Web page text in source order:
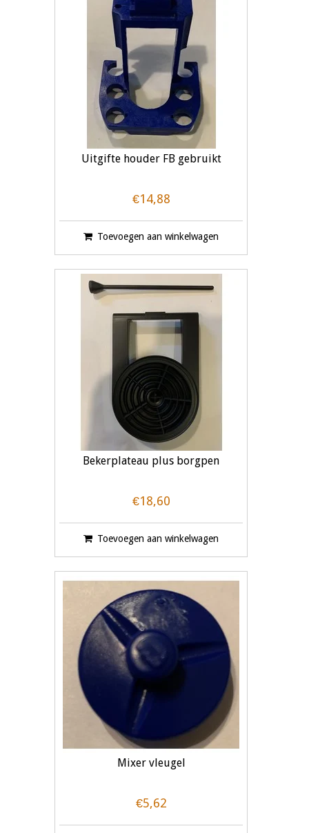
Uitgifte houder FB gebruikt
€14,88
Toevoegen aan winkelwagen
Bekerplateau plus borgpen
€18,60
Toevoegen aan winkelwagen
Mixer vleugel
€5,62